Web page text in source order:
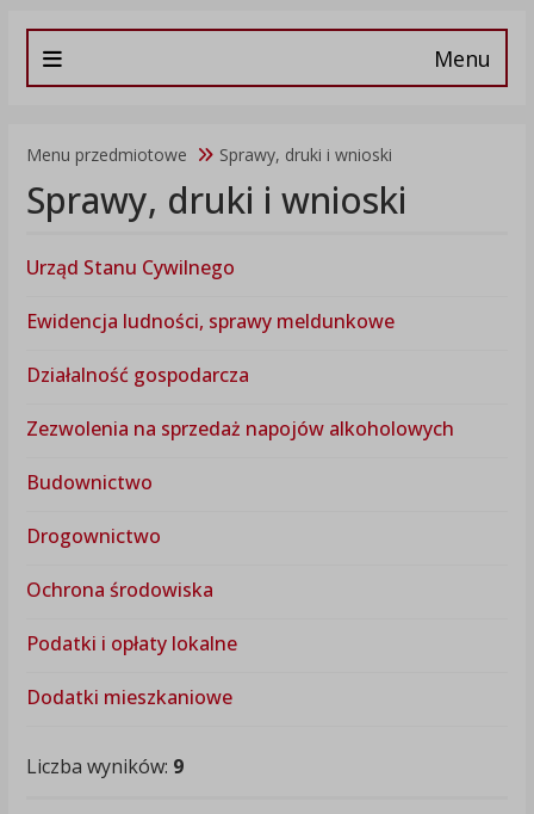
Menu
Menu przedmiotowe Sprawy, druki i wnioski
Sprawy, druki i wnioski
Urząd Stanu Cywilnego
Ewidencja ludności, sprawy meldunkowe
Działalność gospodarcza
Zezwolenia na sprzedaż napojów alkoholowych
Budownictwo
Drogownictwo
Ochrona środowiska
Podatki i opłaty lokalne
Dodatki mieszkaniowe
Liczba wyników: 9